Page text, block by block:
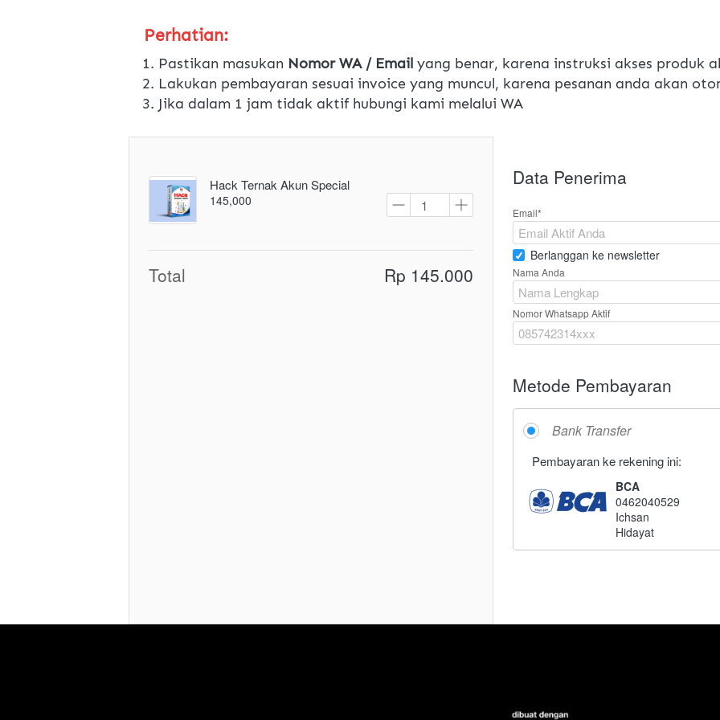
Perhatian:
Pastikan masukan Nomor WA / Email yang benar, karena instruksi akses produk
Lakukan pembayaran sesuai invoice yang muncul, karena pesanan anda akan
Jika dalam 1 jam tidak aktif hubungi kami melalui WA
Data Penerima
Email*
Berlanggan ke newsletter
Nama Anda
Nomor Whatsapp Aktif
Metode Pembayaran
Bank Transfer
Pembayaran ke rekening ini:
BCA
0462040529
Ichsan
Hidayat
Hack Ternak Akun Special
145,000
Total Rp 145.000